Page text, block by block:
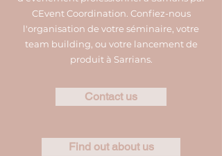
CEvent Coordination. Confiez-nous
l'organisation de votre séminaire, votre
team building, ou votre lancement de
produit à Sarrians.
Contact us
Find out about us